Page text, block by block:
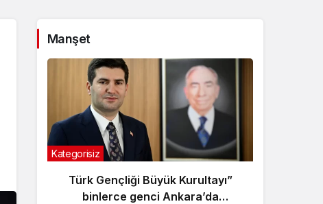
Manşet
Kategorisiz
Türk Gençliği Büyük Kurultayı”
binlerce genci Ankara’da